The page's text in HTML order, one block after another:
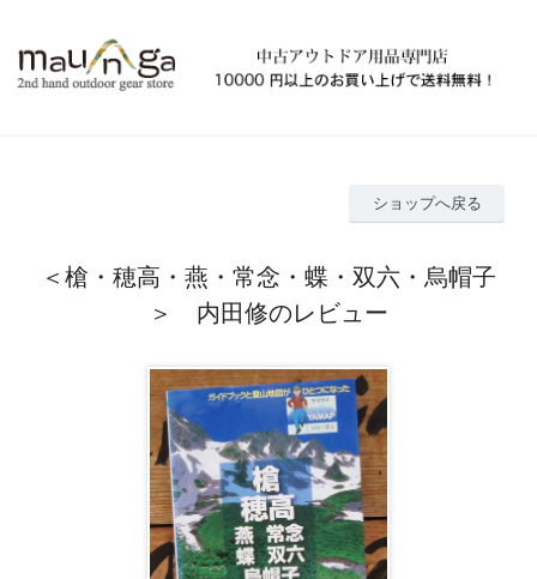
ショップへ戻る
＜槍・穂高・燕・常念・蝶・双六・烏帽子
＞ 内田修のレビュー